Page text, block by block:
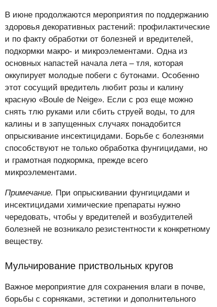
В июне продолжаются мероприятия по поддержанию
здоровья декоративных растений: профилактические
и по факту обработки от болезней и вредителей,
подкормки макро- и микроэлементами. Одна из
основных напастей начала лета – тля, которая
оккупирует молодые побеги с бутонами. Особенно
этот сосущий вредитель любит розы и калину
красную «Boule de Neige». Если с роз еще можно
снять тлю руками или сбить струей воды, то для
калины и в запущенных случаях понадобится
опрыскивание инсектицидами. Борьбе с болезнями
способствуют не только обработка фунгицидами, но
и грамотная подкормка, прежде всего
микроэлементами.
Примечание. При опрыскивании фунгицидами и
инсектицидами химические препараты нужно
чередовать, чтобы у вредителей и возбудителей
болезней не возникало резистентности к конкретному
веществу.
Мульчирование приствольных кругов
Важное мероприятие для сохранения влаги в почве,
борьбы с сорняками, эстетики и дополнительного